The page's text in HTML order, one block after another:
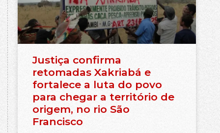
Justiça confirma
retomadas Xakriabá e
fortalece a luta do povo
para chegar a território de
origem, no rio São
Francisco